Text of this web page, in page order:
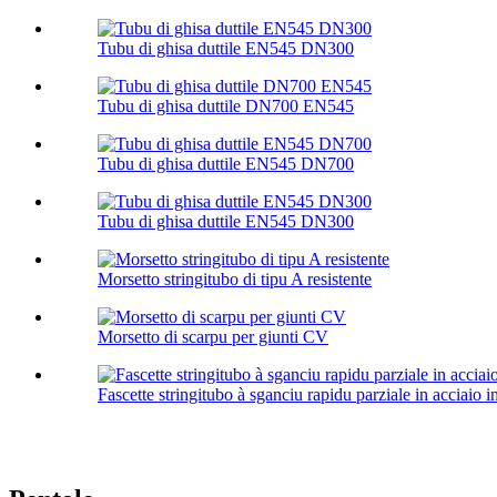
Tubu di ghisa duttile EN545 DN300
Tubu di ghisa duttile DN700 EN545
Tubu di ghisa duttile EN545 DN700
Tubu di ghisa duttile EN545 DN300
Morsetto stringitubo di tipu A resistente
Morsetto di scarpu per giunti CV
Fascette stringitubo à sganciu rapidu parziale in acciaio